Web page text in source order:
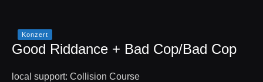
Konzert
Good Riddance + Bad Cop/Bad Cop
local support: Collision Course